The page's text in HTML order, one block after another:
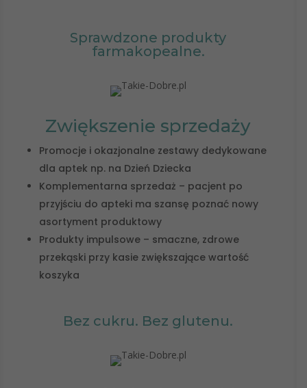
Sprawdzone produkty
farmakopealne.
Zwiększenie sprzedaży
Promocje i okazjonalne zestawy dedykowane
dla aptek np. na Dzień Dziecka
Komplementarna sprzedaż – pacjent po
przyjściu do apteki ma szansę poznać nowy
asortyment produktowy
Produkty impulsowe – smaczne, zdrowe
przekąski przy kasie zwiększające wartość
koszyka
Bez cukru. Bez glutenu.